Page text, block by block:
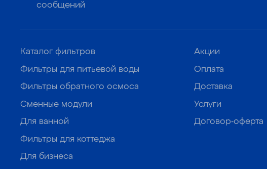
сообщений
Каталог фильтров
Фильтры для питьевой воды
Фильтры обратного осмоса
Сменные модули
Для ванной
Фильтры для коттеджа
Для бизнеса
Акции
Оплата
Доставка
Услуги
Договор-оферта